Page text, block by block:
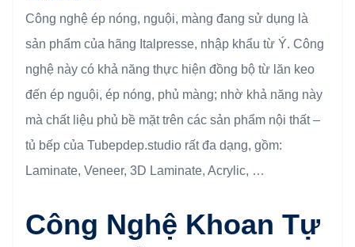
Công nghệ ép nóng, nguội, màng đang sử dụng là
sản phẩm của hãng Italpresse, nhập khẩu từ Ý. Công
nghệ này có khả năng thực hiện đồng bộ từ lăn keo
đến ép nguội, ép nóng, phủ màng; nhờ khả năng này
mà chất liệu phủ bề mặt trên các sản phẩm nội thất –
tủ bếp của Tubepdep.studio rất đa dạng, gồm:
Laminate, Veneer, 3D Laminate, Acrylic, …
Công Nghệ Khoan Tự